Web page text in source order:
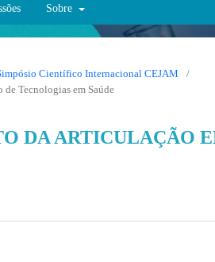
Sobre
Científico Internacional CEJAM
/
de Tecnologias em Saúde
DA ARTICULAÇÃO